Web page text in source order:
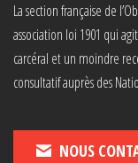
La section française de
association loi 1901 qui
carcéral et un moindre
consultatif auprès des
NOUS